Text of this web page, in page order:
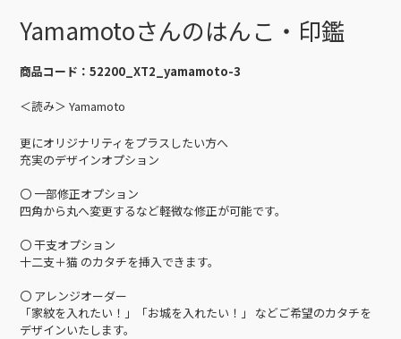
Yamamotoさんのはんこ・印鑑
商品コード：52200_XT2_yamamoto-3
＜読み＞ Yamamoto
更にオリジナリティをプラスしたい方へ
充実のデザインオプション
〇 一部修正オプション
四角から丸へ変更するなど軽微な修正が可能です。
〇 干支オプション
十二支＋猫 のカタチを挿入できます。
〇 アレンジオーダー
「家紋を入れたい！」「お城を入れたい！」 などご希望のカタチを
デザインいたします。